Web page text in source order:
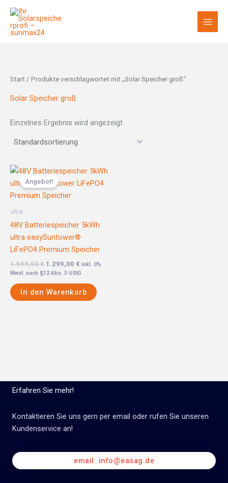
Zum
Inhalt
springen
Start / Produkte verschlagwortet mit „Solar Speicher groß“
Solar Speicher groß
Einzelnes Ergebnis wird angezeigt
Angebot!
ultra
48V Batteriespeicher 5kWh
ultra easySuntower®
LiFePO4 Premium Speicher
1.599,00€
Ursprünglicher
Preis
war:
1.599,00 €
1.299,00 €
Aktueller
ist:
inkl. 0%
Mwst. nach §12 Abs. 3 UStG
In den Warenkorb
Erfahren Sie mehr!
Kontaktieren Sie uns gern per email oder rufen Sie unseren
Kundenservice an!
email: info@easag.de